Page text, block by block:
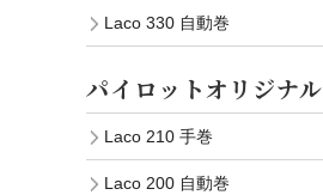
Laco 330 自動巻
パイロットオリジナル
Laco 210 手巻
Laco 200 自動巻